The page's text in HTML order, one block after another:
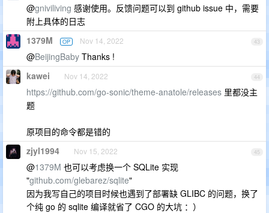
@gniviliving 感谢使用。反馈问题可以到 github issue 中，需要
附上具体的日志
43
1379M OP Nov 14, 2022
@BeijingBaby Thanks !
44
kawei Nov 14, 2022
https://github.com/go-sonic/theme-anatole/releases 里都没主
题
原项目的命令都是错的
45
zjyl1994 Nov 15, 2022
@1379M 也可以考虑换一个 SQLite 实现
"github.com/glebarez/sqlite"
因为我写自己的项目时候也遇到了部署缺 GLIBC 的问题，换了
个纯 go 的 sqlite 编译就省了 CGO 的大坑 ：）